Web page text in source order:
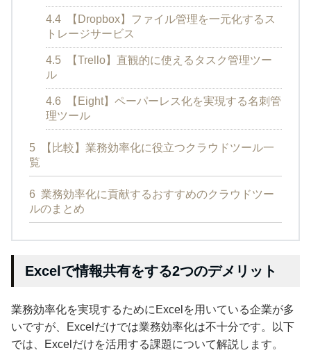
4.4
【Dropbox】ファイル管理を一元化するス
トレージサービス
4.5
【Trello】直観的に使えるタスク管理ツー
ル
4.6
【Eight】ペーパーレス化を実現する名刺管
理ツール
5
【比較】業務効率化に役立つクラウドツール一
覧
6 業務効率化に貢献するおすすめのクラウドツー
ルのまとめ
Excelで情報共有をする2つのデメリット
業務効率化を実現するためにExcelを用いている企業が多
いですが、Excelだけでは業務効率化は不十分です。以下
では、Excelだけを活用する課題について解説します。